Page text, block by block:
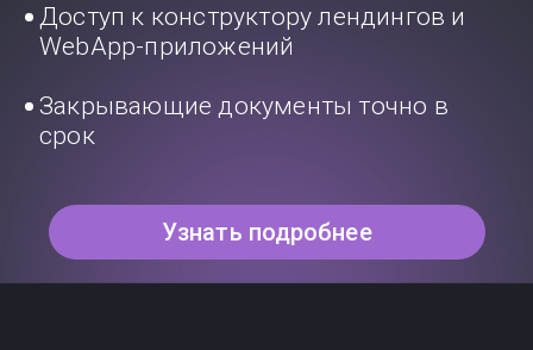
Доступ к конструктору лендингов и
WebApp-приложений
Закрывающие документы точно в
срок
Узнать подробнее